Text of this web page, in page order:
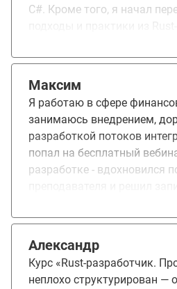
C#. Кроме того, я начал
разрабатывать отдельные
на Java. Для этого
которой пока нет в
рассматривается вариант
обёртки над существующей
C++. В дальнейшем я
план разработку
функциональности на
Максим
Я работаю в сфере
занимаюсь внедрением,
разработкой потоков
попал на бесплатный
разработке - вдохновился
структурировать знания и
больше практических
при ведении лекций:)
Александр
Курс «Rust‑разработчик.
неплохо структурирован —